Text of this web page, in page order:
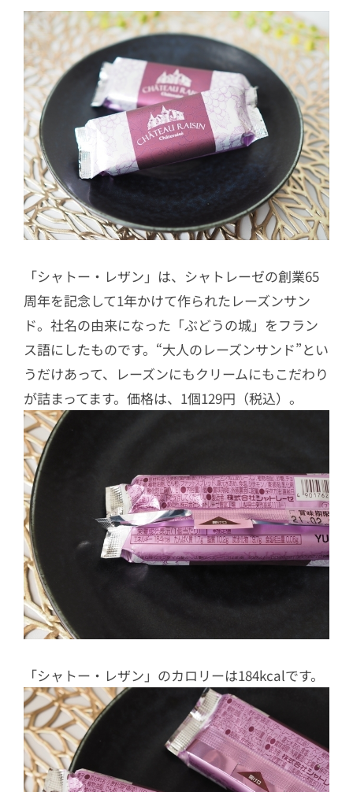
「シャトー・レザン」は、シャトレーゼの創業65
周年を記念して1年かけて作られたレーズンサン
ド。社名の由来になった「ぶどうの城」をフラン
ス語にしたものです。“大人のレーズンサンド”とい
うだけあって、レーズンにもクリームにもこだわり
が詰まってます。価格は、1個129円（税込）。
「シャトー・レザン」のカロリーは184kcalです。